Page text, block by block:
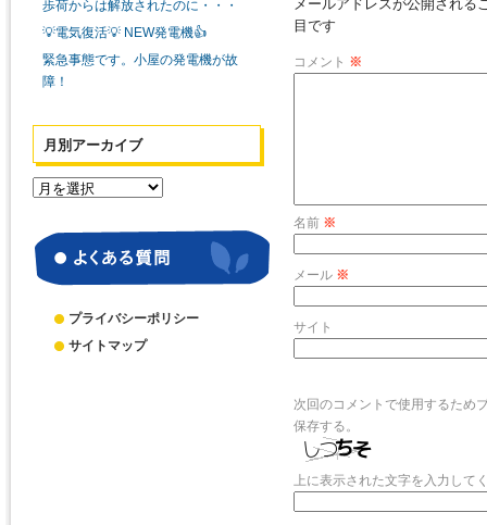
メールアドレスが公開される
目です
コメント ※
名前 ※
メール ※
サイト
次回のコメントで使用するため
保存する。
上に表示された文字を入力して
歩荷からは解放されたのに・・・
💡電気復活💡 NEW発電機👍
緊急事態です。小屋の発電機が故
障！
月別アーカイブ
月
ー
カ
プライバシーポリシー
サイトマップ